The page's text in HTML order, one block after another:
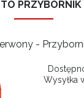
PRZYBORNIK
-
Wysyłka